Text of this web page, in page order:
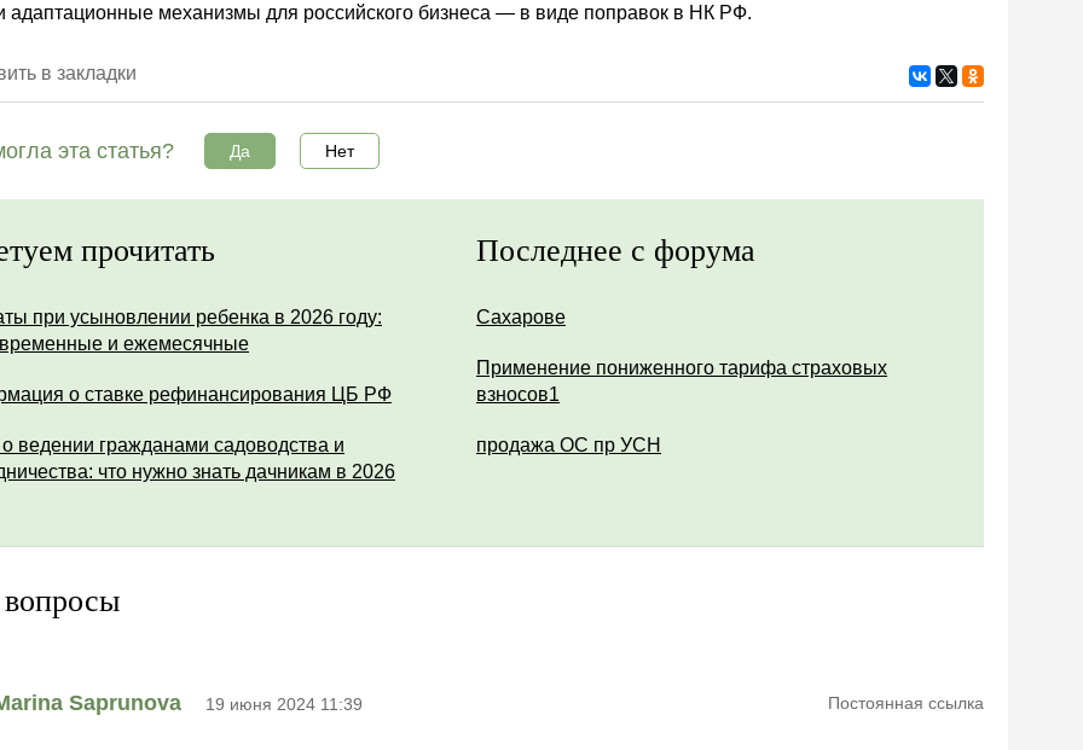
адаптационные механизмы для российского бизнеса — в виде поправок в НК РФ.
в закладки
эта статья? Да Нет
прочитать
при усыновлении ребенка в 2026 году:
и ежемесячные
о ставке рефинансирования ЦБ РФ
ведении гражданами садоводства и
что нужно знать дачникам в 2026
Последнее с форума
Сахарове
Применение пониженного тарифа страховых
взносов1
продажа ОС пр УСН
Saprunova 19 июня 2024 11:39 Постоянная ссылка